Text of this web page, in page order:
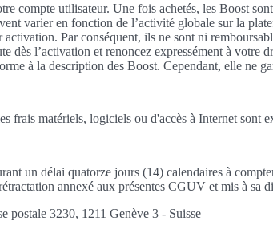
compte utilisateur. Une fois achetés, les Boost
varier en fonction de l’activité globale sur la
activation. Par conséquent, ils ne sont ni
dès l’activation et renoncez expressément à
à la description des Boost. Cependant, elle ne
frais matériels, logiciels ou d'accès à Internet sont
un délai quatorze jours (14) calendaires à
annexé aux présentes CGUV et mis à sa
postale 3230, 1211 Genève 3 - Suisse